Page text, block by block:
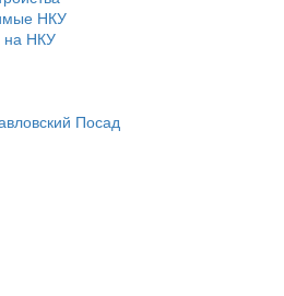
НКУ
на НКУ
Посад